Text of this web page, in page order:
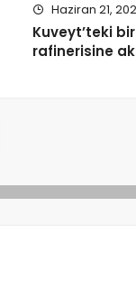
Haziran 21,
Kuveyt’teki
rafinerisine